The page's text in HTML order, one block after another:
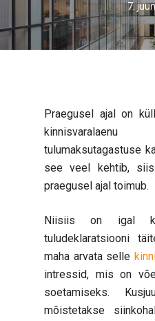
7.
Praegusel ajal on
tulumaksutagastuse
see veel kehtib,
praegusel ajal toimub.
Niisiis on igal
tuludeklaratsiooni
maha arvata selle
intressid, mis on
soetamiseks.
mõistetakse